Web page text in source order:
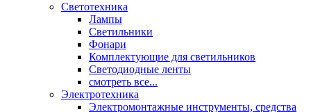
Светотехника
Лампы
Светильники
Фонари
Комплектующие для светильников
Светодиодные ленты
смотреть все...
Электротехника
Электромонтажные инструменты, средства